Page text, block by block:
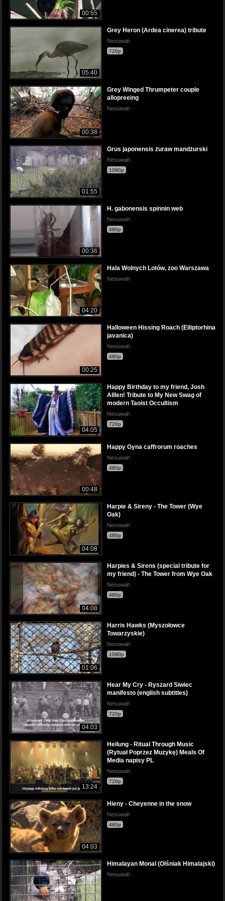
00:55
05:40
Grey Heron (Ardea cinerea) tribute
Nesuwah
720p
00:38
Grey Winged Thrumpeter couple
allopreeing
Nesuwah
01:55
Grus japonensis żuraw mandżurski
Nesuwah
1080p
00:36
H. gabonensis spinnin web
Nesuwah
480p
04:20
Hala Wolnych Lotów, zoo Warszawa
Nesuwah
00:25
Halloween Hissing Roach (Elliptorhina
javanica)
Nesuwah
480p
04:05
Happy Birthday to my friend, Josh
Alllen! Tribute to My New Swag of
modern Taoist Occultism
Nesuwah
720p
00:48
Happy Gyna caffrorum roaches
Nesuwah
480p
04:08
Harpie & Sireny - The Tower (Wye
Oak)
Nesuwah
480p
04:08
Harpies & Sirens (special tribute for
my friend) - The Tower from Wye Oak
Nesuwah
480p
01:06
Harris Hawks (Myszołowce
Towarzyskie)
Nesuwah
1080p
04:03
Hear My Cry - Ryszard Siwiec
manifesto (english subtitles)
Nesuwah
720p
13:24
Heilung - Ritual Through Music
(Rytuał Poprzez Muzykę) Meals Of
Media napisy PL
Nesuwah
720p
04:03
Hieny - Cheyenne in the snow
Nesuwah
480p
Himalayan Monal (Olśniak Himalajski)
Nesuwah